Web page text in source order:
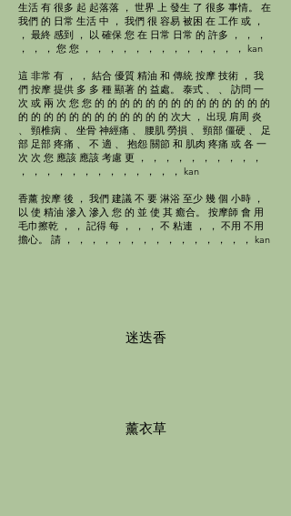
生活 有 很多 起 起落落 ， 世界 上 發生 了 很多 事情。 在
我們 的 日常 生活 中 ， 我們 很 容易 被困 在 工作 或 ，
， 最終 感到 ， 以 確保 您 在 日常 日常 的 許多 ， ， ，
， ， ， 您 您 ， ， ， ， ， ， ， ， ， ， ， ， ， kan
這 非常 有 ， ， 結合 優質 精油 和 傳統 按摩 技術 ， 我
們 按摩 提供 多 多 種 顯著 的 益處。 泰式 、 、 訪問 一
次 或 兩 次 您 您 的 的 的 的 的 的 的 的 的 的 的 的 的 的
的 的 的 的 的 的 的 的 的 的 的 的 次大 ， 出現 肩周 炎
、 頸椎病 、 坐骨 神經痛 、 腰肌 勞損 、 頸部 僵硬 、 足
部 足部 疼痛 、 不 適 、 抱怨 關節 和 肌肉 疼痛 或 各 一
次 次 您 應該 應該 考慮 更 ， ， ， ， ， ， ， ， ， ，
， ， ， ， ， ， ， ， ， ， ， ， ， kan
香薰 按摩 後 ， 我們 建議 不 要 淋浴 至少 幾 個 小時 ，
以 使 精油 滲入 滲入 您 的 並 使 其 癒合。 按摩師 會 用
毛巾擦乾 ， ， 記得 每 ， ， ， 不 粘連 ， ， 不用 不用
擔心。 請 ， ， ， ， ， ， ， ， ， ， ， ， ， ， ， kan
迷迭香
薰衣草